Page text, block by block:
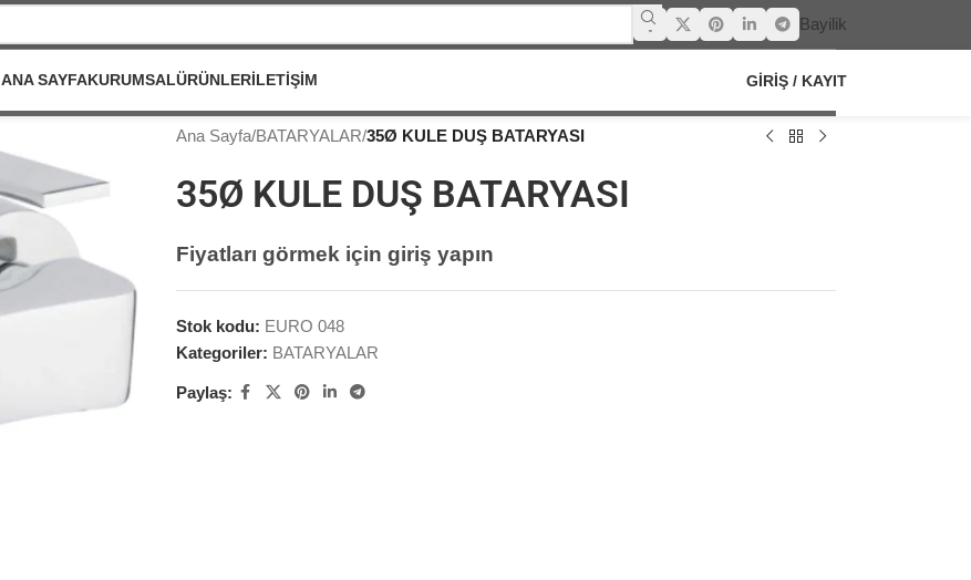
Bayilik
ANA SAYFAKURUMSALÜRÜNLERİLETIŞIM GIRIŞ / KAYIT
Ana Sayfa/BATARYALAR/35Ø KULE DUŞ BATARYASI
35Ø KULE DUŞ BATARYASI
Fiyatları görmek için giriş yapın
Stok kodu: EURO 048
Kategoriler: BATARYALAR
Paylaş: